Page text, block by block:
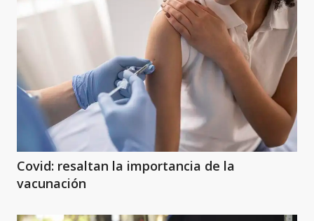
Covid: resaltan la importancia de la
vacunación